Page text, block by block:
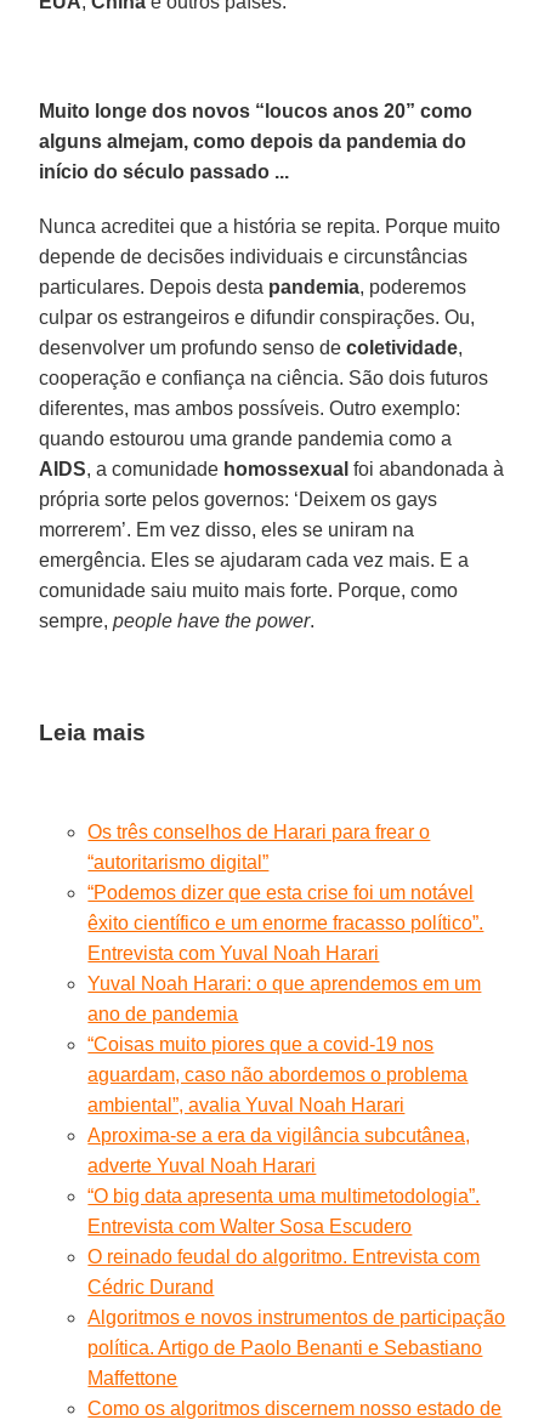
Muito longe dos novos “loucos anos 20” como
alguns almejam, como depois da pandemia do
início do século passado ...
Nunca acreditei que a história se repita. Porque muito
depende de decisões individuais e circunstâncias
particulares. Depois desta pandemia, poderemos
culpar os estrangeiros e difundir conspirações. Ou,
desenvolver um profundo senso decoletividade,
cooperação e confiança na ciência. São dois futuros
diferentes, mas ambos possíveis. Outro exemplo:
quando estourou uma grande pandemia como a
AIDS, a comunidade homossexual foi abandonada à
própria sorte pelos governos: ‘Deixem os gays
morrerem’. Em vez disso, eles se uniram na
emergência. Eles se ajudaram cada vez mais. E a
comunidade saiu muito mais forte. Porque, como
sempre,people have the power.
Leia mais
Os três conselhos de Harari para frear o
“autoritarismo digital”
“Podemos dizer que esta crise foi um notável
êxito científico e um enorme fracasso político”.
Entrevista com Yuval Noah Harari
Yuval Noah Harari: o que aprendemos em um
ano de pandemia
“Coisas muito piores que a covid-19 nos
aguardam, caso não abordemos o problema
ambiental”, avalia Yuval Noah Harari
Aproxima-se a era da vigilância subcutânea,
adverte Yuval Noah Harari
“O big data apresenta uma multimetodologia”.
Entrevista com Walter Sosa Escudero
O reinado feudal do algoritmo. Entrevista com
Cédric Durand
Algoritmos e novos instrumentos de participação
política. Artigo de Paolo Benanti e Sebastiano
Maffettone
Como os algoritmos discernem nosso estado de